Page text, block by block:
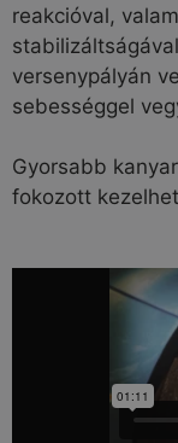
reakcióval,
versenypályán
sebességgel
Gyorsabb
fokozott